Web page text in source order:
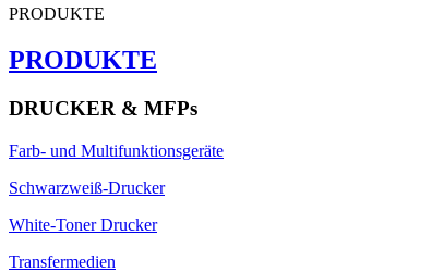
PRODUKTE
PRODUKTE
DRUCKER & MFPs
Farb- und Multifunktionsgeräte
Schwarzweiß-Drucker
White-Toner Drucker
Transfermedien